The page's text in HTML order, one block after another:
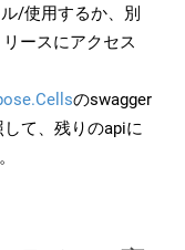
/使用するか、別
ースにアクセス
のswagger
て、残りのapiに